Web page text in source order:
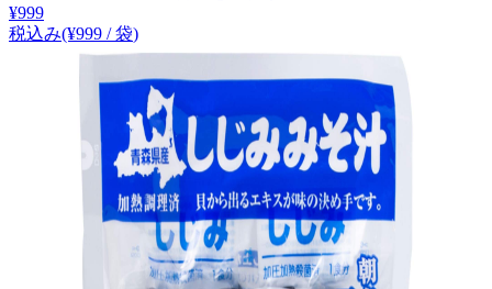
¥999
税込み(¥999 / 袋)